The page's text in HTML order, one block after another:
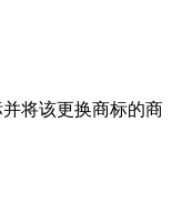
将该更换商标的商